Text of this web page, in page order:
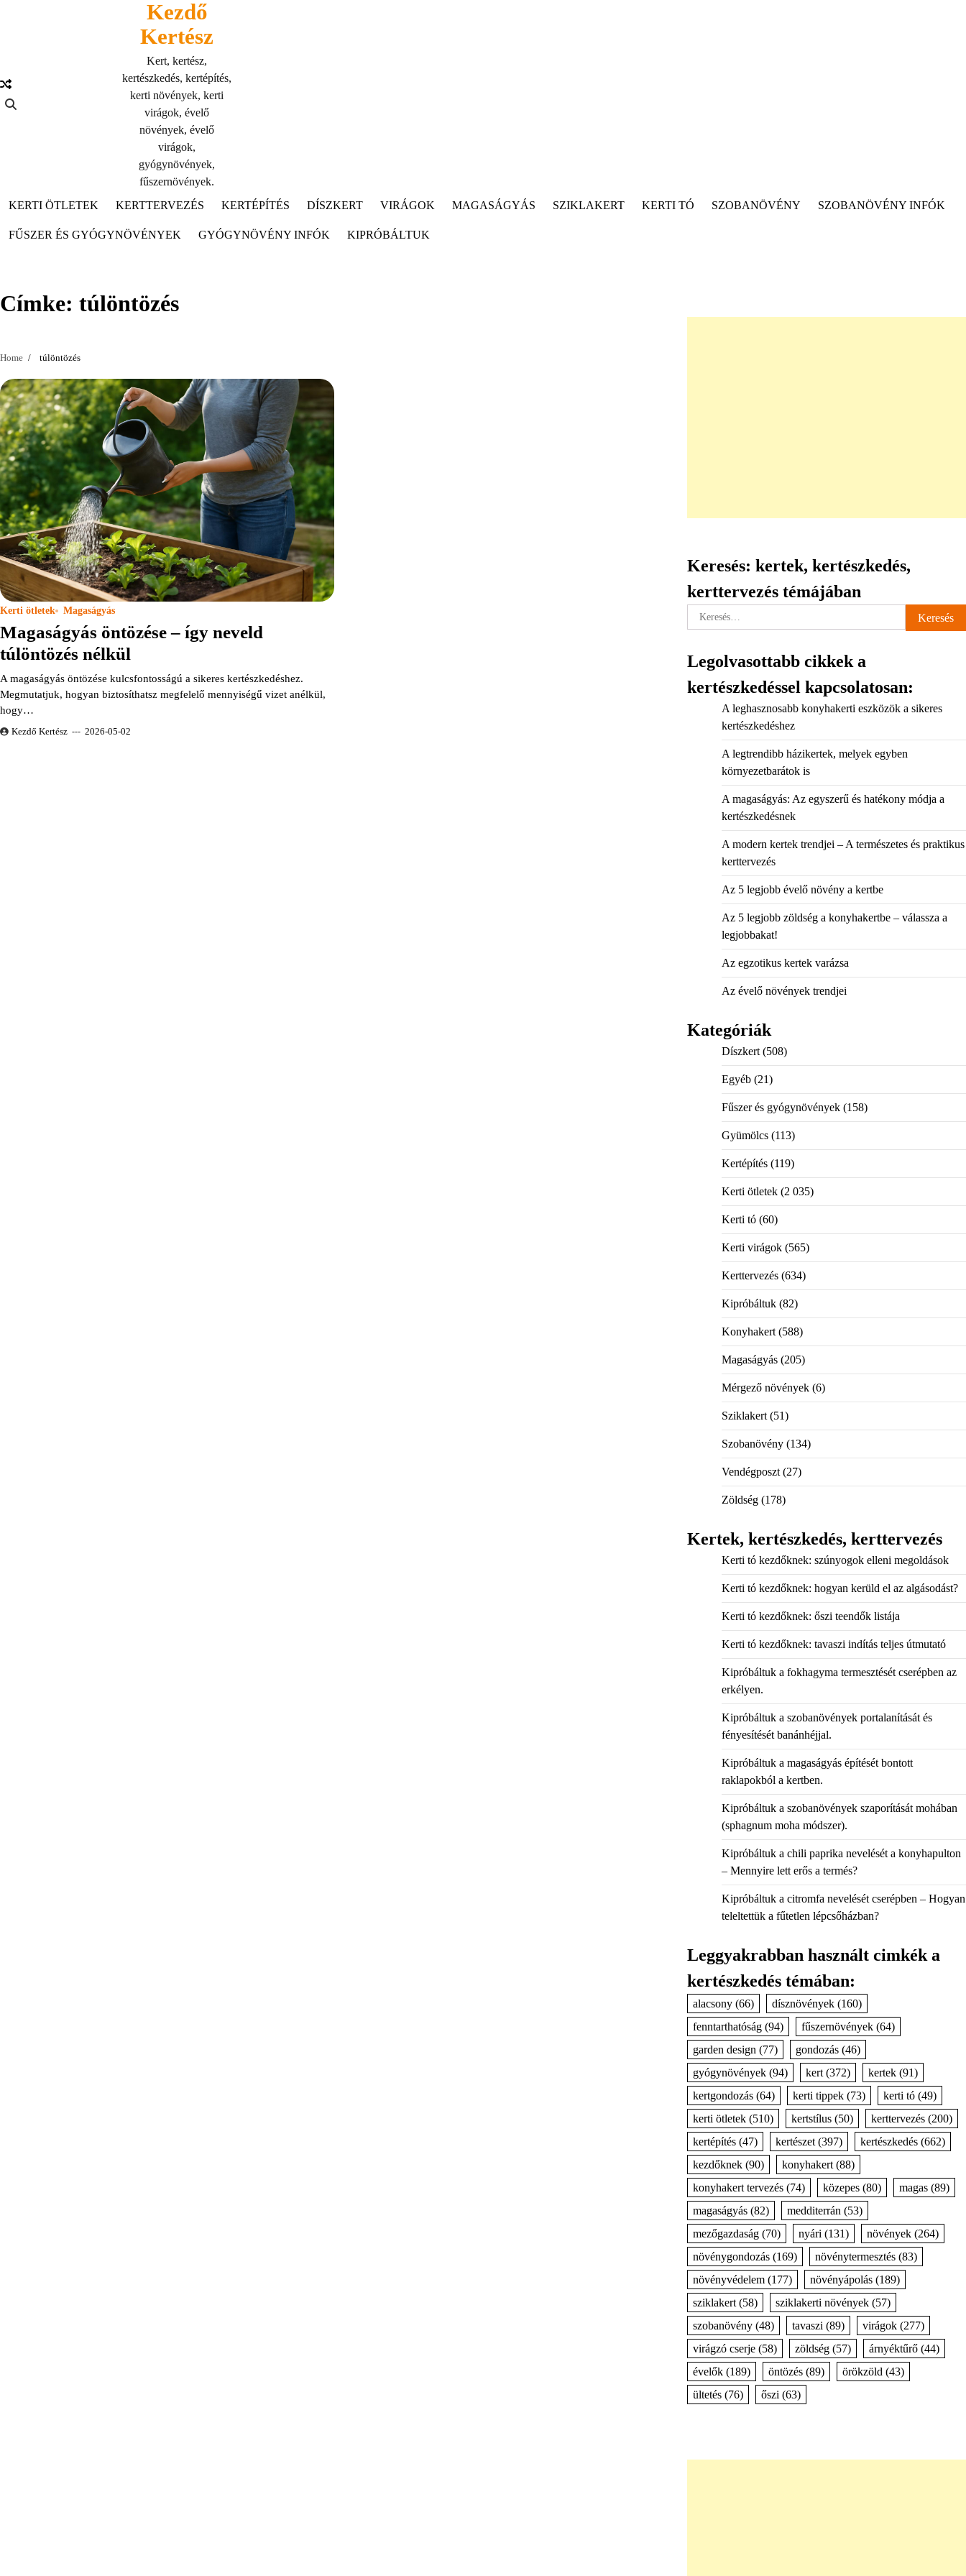
Kezdő
Kertész
Kert, kertész,
kertészkedés, kertépítés,
kerti növények, kerti
virágok, évelő
növények, évelő
virágok,
gyógynövények,
fűszernövények.
KERTI ÖTLETEK
KERTTERVEZÉS KERTÉPÍTÉS DÍSZKERT VIRÁGOK MAGASÁGYÁS SZIKLAKERT KERTI TÓ SZOBANÖVÉNY SZOBANÖVÉNY INFÓK
FŰSZER ÉS GYÓGYNÖVÉNYEK GYÓGYNÖVÉNY INFÓK KIPRÓBÁLTUK
Címke: túlöntözés
Home túlöntözés
Kerti ötletek Magaságyás
Magaságyás öntözése – így neveld
túlöntözés nélkül
A magaságyás öntözése kulcsfontosságú a sikeres kertészkedéshez.
Megmutatjuk, hogyan biztosíthatsz megfelelő mennyiségű vizet anélkül,
hogy…
Kezdő Kertész 2026-05-02
Keresés: kertek, kertészkedés,
kerttervezés témájában
Keresés:
Legolvasottabb cikkek a
kertészkedéssel kapcsolatosan:
A leghasznosabb konyhakerti eszközök a sikeres
kertészkedéshez
A legtrendibb házikertek, melyek egyben
környezetbarátok is
A magaságyás: Az egyszerű és hatékony módja a
kertészkedésnek
A modern kertek trendjei – A természetes és praktikus
kerttervezés
Az 5 legjobb évelő növény a kertbe
Az 5 legjobb zöldség a konyhakertbe – válassza a
legjobbakat!
Az egzotikus kertek varázsa
Az évelő növények trendjei
Kategóriák
Díszkert(508)
Egyéb(21)
Fűszer és gyógynövények(158)
Gyümölcs(113)
Kertépítés(119)
Kerti ötletek(2 035)
Kerti tó(60)
Kerti virágok(565)
Kerttervezés(634)
Kipróbáltuk(82)
Konyhakert(588)
Magaságyás(205)
Mérgező növények(6)
Sziklakert(51)
Szobanövény(134)
Vendégposzt(27)
Zöldség(178)
Kertek, kertészkedés, kerttervezés
Kerti tó kezdőknek: szúnyogok elleni megoldások
Kerti tó kezdőknek: hogyan kerüld el az algásodást?
Kerti tó kezdőknek: őszi teendők listája
Kerti tó kezdőknek: tavaszi indítás teljes útmutató
Kipróbáltuk a fokhagyma termesztését cserépben az
erkélyen.
Kipróbáltuk a szobanövények portalanítását és
fényesítését banánhéjjal.
Kipróbáltuk a magaságyás építését bontott
raklapokból a kertben.
Kipróbáltuk a szobanövények szaporítását mohában
(sphagnum moha módszer).
Kipróbáltuk a chili paprika nevelését a konyhapulton
– Mennyire lett erős a termés?
Kipróbáltuk a citromfa nevelését cserépben – Hogyan
teleltettük a fűtetlen lépcsőházban?
Leggyakrabban használt cimkék a
kertészkedés témában:
alacsony(66) dísznövények(160)
fenntarthatóság(94) fűszernövények(64)
garden design (77) gondozás(46)
gyógynövények(94) kert(372) kertek(91)
kertgondozás(64) kerti tippek(73) kerti tó(49)
kerti ötletek(510) kertstílus(50) kerttervezés(200)
kertépítés(47) kertészet(397) kertészkedés(662)
kezdőknek(90) konyhakert(88)
konyhakert tervezés(74) közepes(80) magas(89)
magaságyás(82) medditerrán (53)
mezőgazdaság(70) nyári (131) növények(264)
növénygondozás(169) növénytermesztés(83)
növényvédelem(177) növényápolás(189)
sziklakert(58) sziklakerti növények(57)
szobanövény(48) tavaszi (89) virágok(277)
virágzó cserje(58) zöldség(57) árnyéktűrő(44)
évelők(189) öntözés(89) örökzöld (43)
ültetés(76) őszi (63)